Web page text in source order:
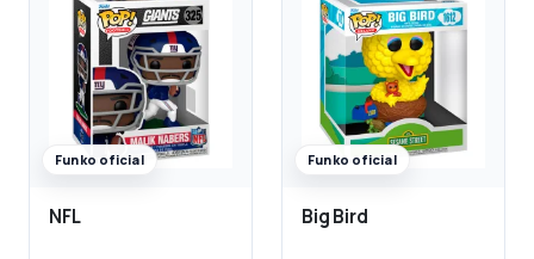
Funko oficial
NFL
Funko oficial
Big Bird